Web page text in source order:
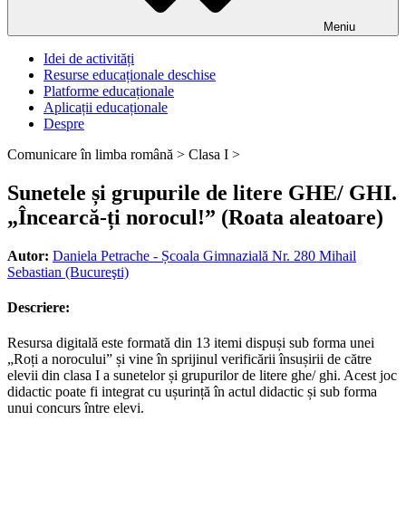
Meniu
Idei de activități
Resurse educaționale deschise
Platforme educaționale
Aplicații educaționale
Despre
Comunicare în limba română > Clasa I >
Sunetele și grupurile de litere GHE/ GHI.
„Încearcă-ți norocul!” (Roata aleatoare)
Autor: Daniela Petrache - Școala Gimnazială Nr. 280 Mihail
Sebastian (Bucureşti)
Descriere:
Resursa digitală este formată din 13 itemi dispuși sub forma unei
„Roți a norocului” și vine în sprijinul verificării însușirii de către
elevii din clasa I a sunetelor și grupurilor de litere ghe/ ghi. Acest joc
didactic poate fi integrat cu ușurință în actul didactic și sub forma
unui concurs între elevi.